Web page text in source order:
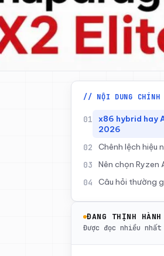
// NỘI DUNG CHÍNH
x86 hybrid hay
2026
Chênh lệch hiệu
Nên chọn Ryzen
Câu hỏi thường
ĐANG THỊNH HÀNH
Được đọc nhiều nhất